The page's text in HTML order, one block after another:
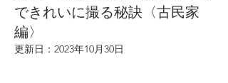
できれいに撮る秘訣〈古民家
編〉
更新日： 2023年10月30日